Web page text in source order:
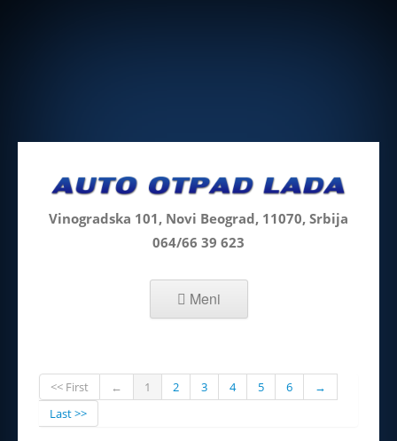
Vinogradska 101, Novi Beograd, 11070, Srbija
064/66 39 623
Meni
Skip to content
<< First ← 1 2 3 4 5 6
→
Last >>